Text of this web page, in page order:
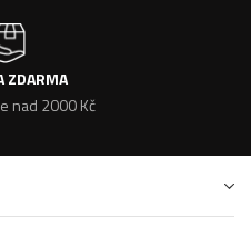
ZDARMA
nad 2000 Kč